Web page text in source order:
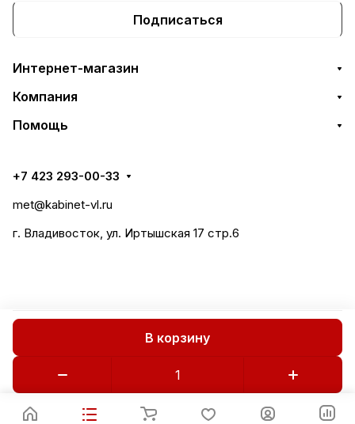
В корзину
Подписаться
Интернет-магазин
Компания
Помощь
+7 423 293-00-33
met@kabinet-vl.ru
г. Владивосток, ул. Иртышская 17 стр.6
Все права защищены 2018-2026 © СтилМет